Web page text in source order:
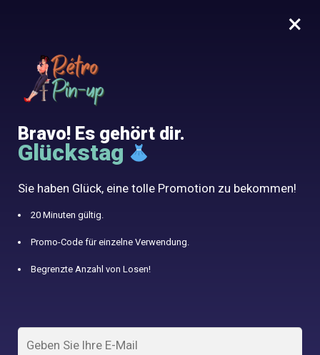
0
10% angeboten mit dem Code RETRO10
Home / Kleid Jahre 60 /
×
Bravo! Es gehört dir.
Glückstag
Sie haben Glück, eine tolle Promotion zu bekommen!
20 Minuten gültig.
Promo-Code für einzelne Verwendung.
Begrenzte Anzahl von Losen!